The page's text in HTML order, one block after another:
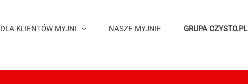
DLA KLIENTÓW MYJNI NASZE MYJNIE GRUPA CZYSTO.PL